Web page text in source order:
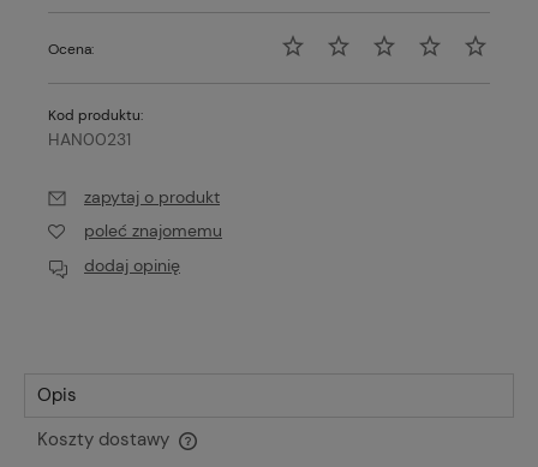
Ocena:
Kod produktu:
HAN00231
zapytaj o produkt
poleć znajomemu
dodaj opinię
Opis
Koszty dostawy
Cena nie zawiera ewentualnych kosztów płatności